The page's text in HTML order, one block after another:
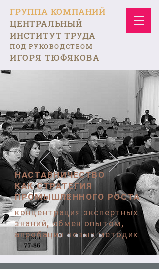
ГРУППА КОМПАНИЙ
ЦЕНТРАЛЬНЫЙ
ИНСТИТУТ ТРУДА
ПОД РУКОВОДСТВОМ
ИГОРЯ ТЮФЯКОВА
НАСТАВНИЧЕСТВО
КАК СТРАТЕГИЯ
ПРОМЫШЛЕННОГО РОСТА
концентрация экспертных
знаний, обмен опытом,
апробация новых методик